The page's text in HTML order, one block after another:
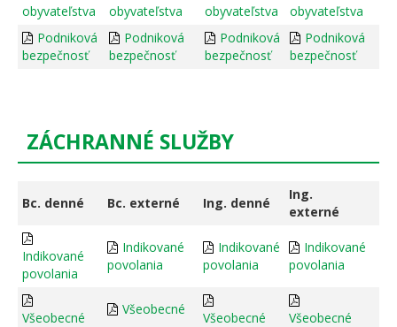
obyvateľstva
obyvateľstva
obyvateľstva
obyvateľstva
Podniková
bezpečnosť
Podniková
bezpečnosť
Podniková
bezpečnosť
Podniková
bezpečnosť
ZÁCHRANNÉ SLUŽBY
Bc. denné Bc. externé Ing. denné
Ing.
externé
Indikované
povolania
Indikované
povolania
Indikované
povolania
Indikované
povolania
Všeobecné
Všeobecné
Všeobecné
Všeobecné